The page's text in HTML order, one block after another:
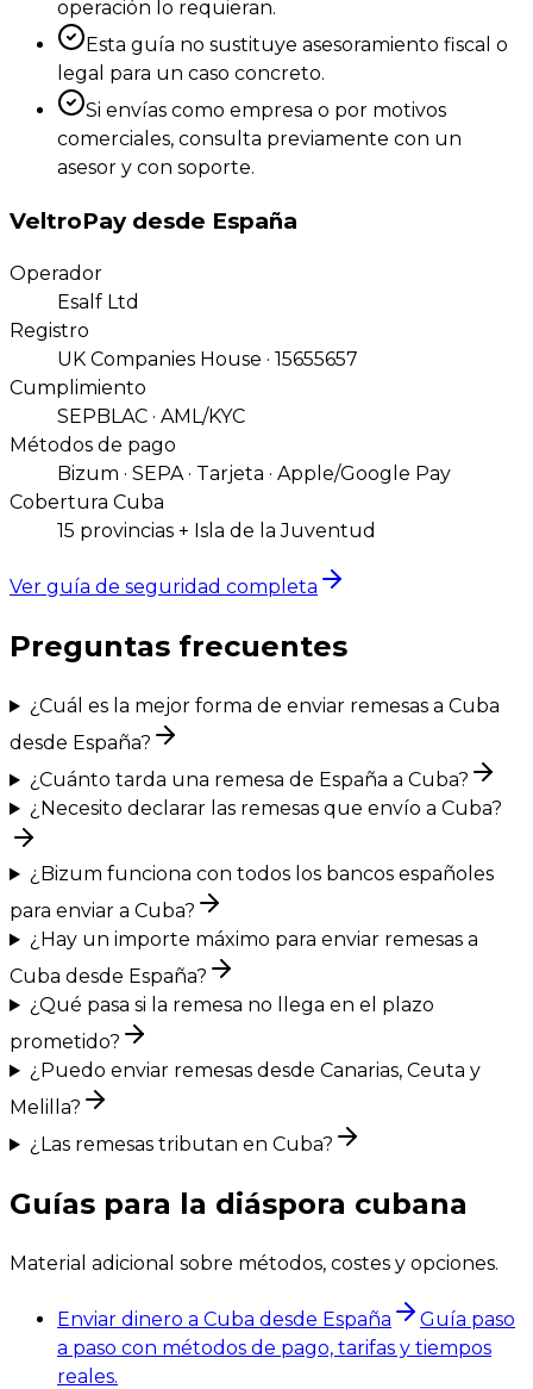
operación lo requieran.
Esta guía no sustituye asesoramiento fiscal o
legal para un caso concreto.
Si envías como empresa o por motivos
comerciales, consulta previamente con un
asesor y con soporte.
VeltroPay desde España
Operador
Esalf Ltd
Registro
UK Companies House · 15655657
Cumplimiento
SEPBLAC · AML/KYC
Métodos de pago
Bizum · SEPA · Tarjeta · Apple/Google Pay
Cobertura Cuba
15 provincias + Isla de la Juventud
Ver guía de seguridad completa
Preguntas frecuentes
¿Cuál es la mejor forma de enviar remesas a Cuba
desde España?
¿Cuánto tarda una remesa de España a Cuba?
¿Necesito declarar las remesas que envío a Cuba?
¿Bizum funciona con todos los bancos españoles
para enviar a Cuba?
¿Hay un importe máximo para enviar remesas a
Cuba desde España?
¿Qué pasa si la remesa no llega en el plazo
prometido?
¿Puedo enviar remesas desde Canarias, Ceuta y
Melilla?
¿Las remesas tributan en Cuba?
Guías para la diáspora cubana
Material adicional sobre métodos, costes y opciones.
Enviar dinero a Cuba desde España
Guía paso
a paso con métodos de pago, tarifas y tiempos
reales.